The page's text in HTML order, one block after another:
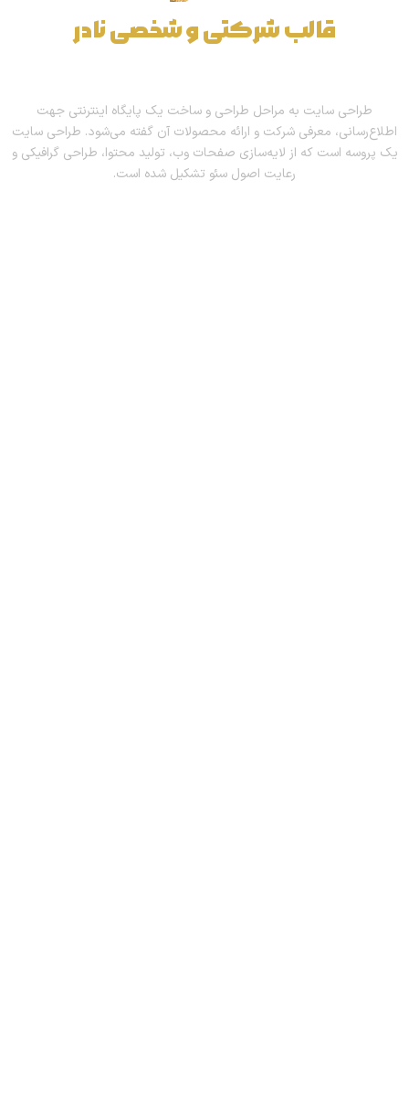
قالبشرکتیوشخصینادر
طراحی سایت به مراحل طراحی و ساخت یک پایگاه اینترنتی جهت
اطلاع‌رسانی، معرفی شرکت و ارائه محصولات آن گفته می‌شود. طراحی سایت
یک پروسه است که از لایه‌سازی صفحات وب، تولید محتوا، طراحی گرافیکی و
رعایت اصول سئو تشکیل شده است.